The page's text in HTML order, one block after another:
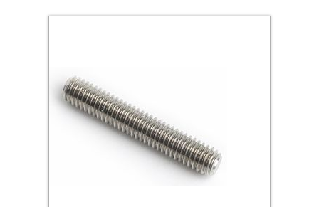
Заклепки (Гайки-Заклепки)
Крюки, кольца с метрической резьбой